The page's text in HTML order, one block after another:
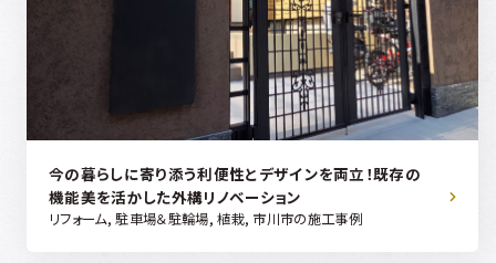
今の暮らしに寄り添う利便性とデザインを両立！既存の
機能美を活かした外構リノベーション
リフォーム, 駐車場＆駐輪場, 植栽, 市川市の施工事例